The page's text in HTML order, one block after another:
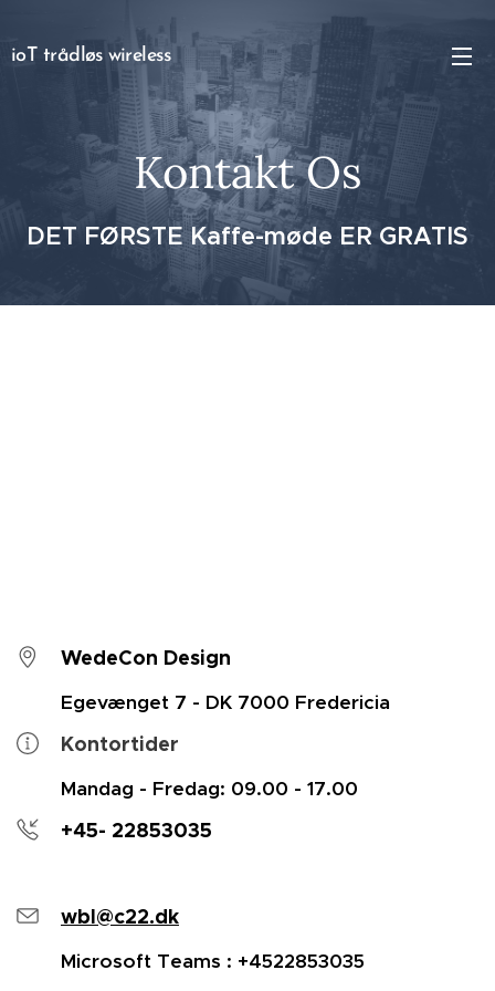
ioT trådløs wireless
Kontakt Os
DET FØRSTE Kaffe-møde ER GRATIS
WedeCon Design
Egevænget 7 - DK 7000 Fredericia
Kontortider
Mandag - Fredag: 09.00 - 17.00
+45- 22853035
wbl@c22.dk
Microsoft Teams : +4522853035